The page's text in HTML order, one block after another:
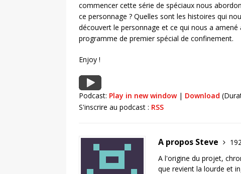
commencer cette série de spéciaux nous
ce personnage ? Quelles sont les histoires qui
découvert le personnage et ce qui nous a amené
programme de premier spécial de confinement.
Enjoy !
Podcast: Play in new window| Download
S'inscrire au podcast : RSS
A propos Steve
A l'origine du projet,
que revient la lourde et